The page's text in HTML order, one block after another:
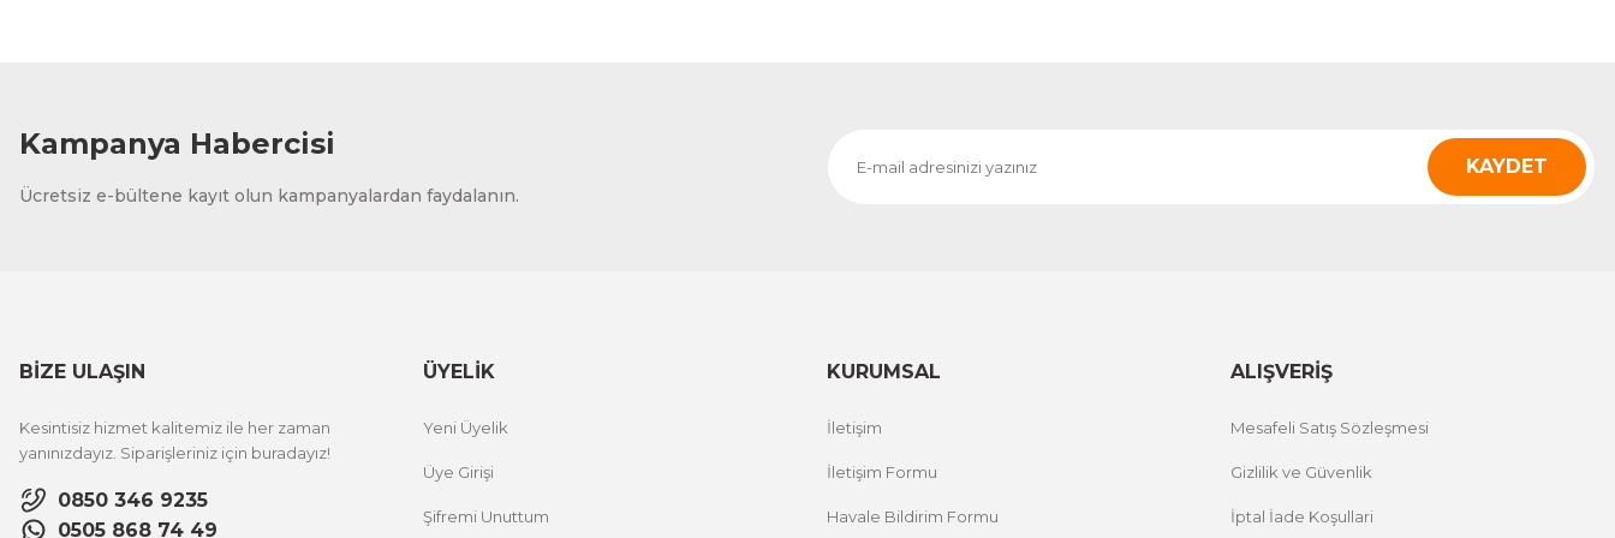
Kampanya Habercisi
Ücretsiz e-bültene kayıt olun kampanyalardan faydalanın.
KAYDET
BİZE ULAŞIN
Kesintisiz hizmet kalitemiz ile her zaman
yanınızdayız. Siparişleriniz için buradayız!
0850 346 9235
0505 868 74 49
ÜYELİK
Yeni Üyelik
Üye Girişi
Şifremi Unuttum
KURUMSAL
İletişim
İletişim Formu
Havale Bildirim Formu
ALIŞVERİŞ
Mesafeli Satış Sözleşmesi
Gizlilik ve Güvenlik
İptal İade Koşullari